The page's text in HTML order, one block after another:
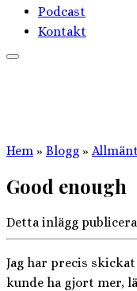
Podcast
Kontakt
Hem » Blogg » Allmänt
Good enough
Detta inlägg
Jag har precis
kunde ha gjort mer,